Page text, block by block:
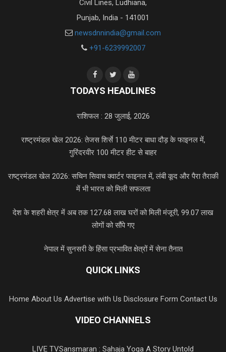
Civil Lines, Ludhiana,
Punjab, India - 141001
newsdnnindia@gmail.com
+91-6239992007
TODAYS HEADLINES
राशिफल : 28 जुलाई, 2026
राष्ट्रमंडल खेल 2026: तेजस शिर्से 110 मीटर बाधा दौड़ के फाइनल में,
गुरिंदरवीर 100 मीटर हीट से बाहर
राष्ट्रमंडल खेल 2026: सचिन सिवाच क्वार्टर फाइनल में, लंबी कूद और पैरा तैराकी
में भी भारत को मिली सफलता
देश के शहरी क्षेत्र में अब तक 127.68 लाख घरों को मिली मंजूरी, 99.07 लाख
लोगों को सौंपे गए
नेपाल में सुनसरी के हिंसा प्रभावित क्षेत्रों में सेना तैनात
QUICK LINKS
Home About Us Advertise with Us Disclosure Form Contact Us
VIDEO CHANNELS
LIVE TVSansmaran : Sahaja Yoga A Story Untold